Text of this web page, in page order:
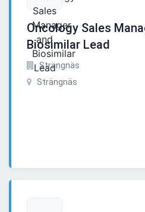
Oncology Sales
Biosimilar Lead
Strängnäs
Strängnäs